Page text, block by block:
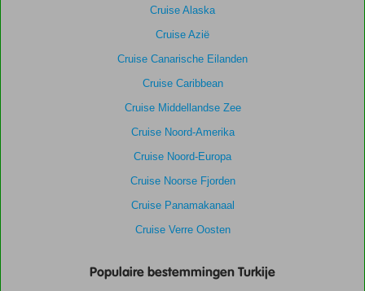
Cruise Alaska
Cruise Azië
Cruise Canarische Eilanden
Cruise Caribbean
Cruise Middellandse Zee
Cruise Noord-Amerika
Cruise Noord-Europa
Cruise Noorse Fjorden
Cruise Panamakanaal
Cruise Verre Oosten
Populaire bestemmingen Turkije